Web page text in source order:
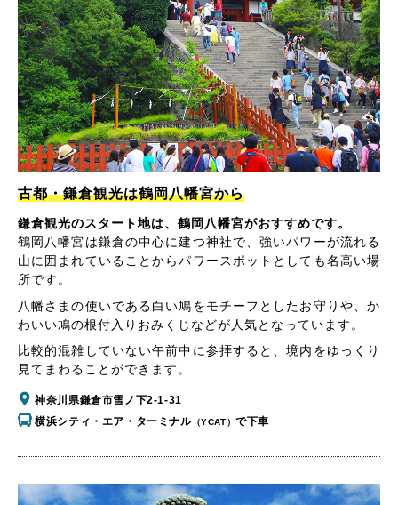
古都・鎌倉観光は鶴岡八幡宮から
鎌倉観光のスタート地は、鶴岡八幡宮がおすすめです。
鶴岡八幡宮は鎌倉の中心に建つ神社で、強いパワーが流れる
山に囲まれていることからパワースポットとしても名高い場
所です。
八幡さまの使いである白い鳩をモチーフとしたお守りや、か
わいい鳩の根付入りおみくじなどが人気となっています。
比較的混雑していない午前中に参拝すると、境内をゆっくり
見てまわることができます。
神奈川県鎌倉市雪ノ下2-1-31
横浜シティ・エア・ターミナル（YCAT）で下車